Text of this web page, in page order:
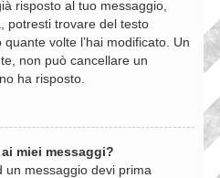
risposto al tuo messaggio,
potresti trovare del testo
volte l’hai modificato. Un
non può cancellare un
ha risposto.
miei messaggi?
un messaggio devi prima